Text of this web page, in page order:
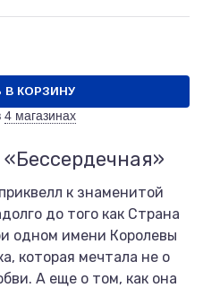
КОРЗИНУ
4 магазинах
к знаменитой
до того как Страна
одном имени Королевы
которая мечтала не о
А еще о том, как она